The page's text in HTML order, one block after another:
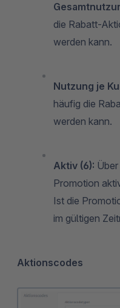
die Rabatt-
werden kann.
Nutzung je
häufig die
werden kann.
Aktiv (6):
Promotion
Ist die
im gültigen
Aktionscodes